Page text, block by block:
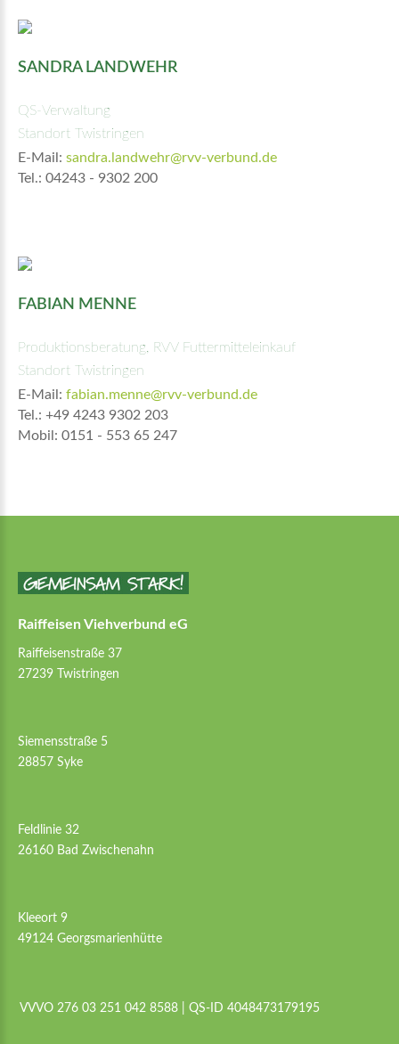
SANDRA LANDWEHR
QS-Verwaltung
Standort Twistringen
E-Mail: sandra.landwehr@rvv-verbund.de
Tel.: 04243 - 9302 200
FABIAN MENNE
Produktionsberatung, RVV Futtermitteleinkauf
Standort Twistringen
E-Mail: fabian.menne@rvv-verbund.de
Tel.: +49 4243 9302 203
Mobil: 0151 - 553 65 247
Raiffeisen Viehverbund eG
Raiffeisenstraße 37
27239 Twistringen
Siemensstraße 5
28857 Syke
Feldlinie 32
26160 Bad Zwischenahn
Kleeort 9
49124 Georgsmarienhütte
VVVO 276 03 251 042 8588 | QS-ID 4048473179195